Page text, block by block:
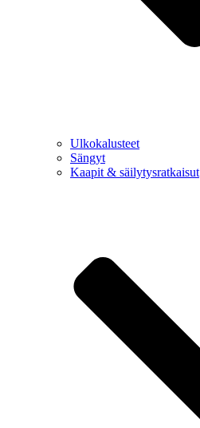
Ulkokalusteet
Sängyt
Kaapit & säilytysratkaisut